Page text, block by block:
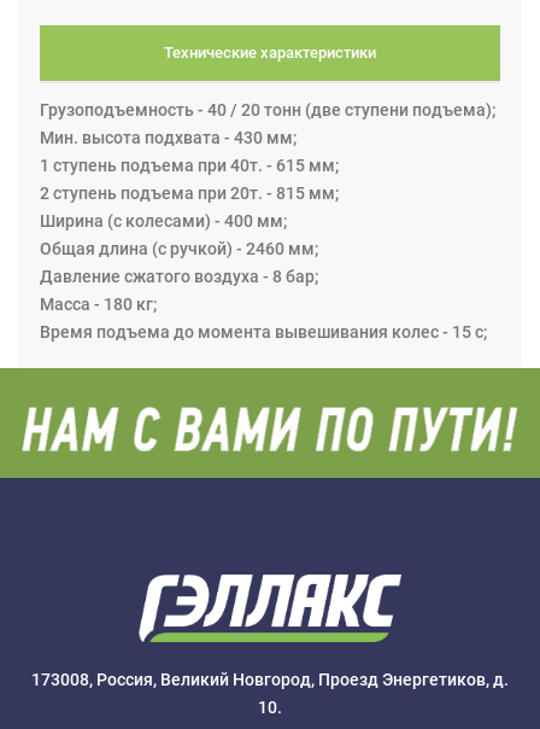
хромированными цилиндрями повышеной
безопасности.
Воздушный привод обеспечивает быстрый подъем и
опускание без нагрузки.
Опорная плита и ее крепления сделаны из твердой
стали. Шейки осей опорных подшипников отшлифованы,
хромированы и оборудованы нипелем для смазки.
Дополнительно может оснащаться удлинителем.
Надежность конструкции и качество изготовления,
износа.
Технические характеристики
Грузоподъемность - 40 / 20 тонн (две ступени подъема);
Мин. высота подхвата - 430 мм;
1 ступень подъема при 40т. - 615 мм;
2 ступень подъема при 20т. - 815 мм;
Ширина (с колесами) - 400 мм;
Общая длина (с ручкой) - 2460 мм;
Давление сжатого воздуха - 8 бар;
Масса - 180 кг;
Время подъема до момента вывешивания колес - 15 с;
173008, Россия, Великий Новгород, Проезд Энергетиков, д.
10.